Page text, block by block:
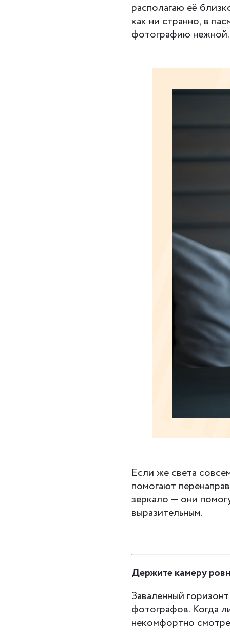
располагаю её
как ни странно, в
фотографию нежной.
Если же света
помогают
зеркало — они
выразительным.
Держите камеру
Заваленный
фотографов. Когда
некомфортно